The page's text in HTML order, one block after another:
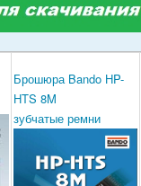
Брошюра Bando HP-
HTS 8M
зубчатые ремни